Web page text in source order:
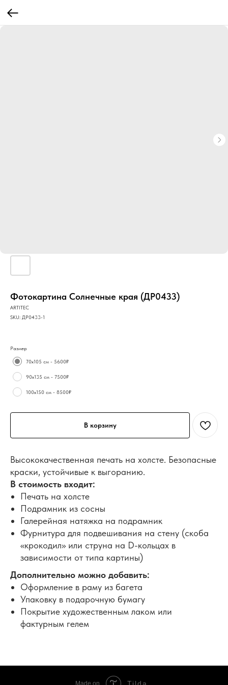
Фотокартина Солнечные края (ДР0433)
ARTITEC
SKU: ДР0433-1
Размер
70х105 см - 5600₽
90х135 см - 7500₽
100х150 см - 8500₽
В корзину
Высококачественная печать на холсте. Безопасные
краски, устойчивые к выгоранию.
В стоимость входит:
Печать на холсте
Подрамник из сосны
Галерейная натяжка на подрамник
Фурнитура для подвешивания на стену (скоба
«крокодил» или струна на D-кольцах в
зависимости от типа картины)
Дополнительно можно добавить:
Оформление в раму из багета
Упаковку в подарочную бумагу
Покрытие художественным лаком или
фактурным гелем